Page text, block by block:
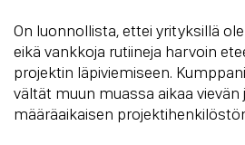
On luonnollista, ettei yrityksillä
eikä vankkoja rutiineja harvoin
projektin läpiviemiseen.
vältät muun muassa aikaa
määräaikaisen